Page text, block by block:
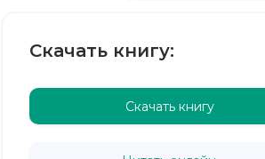
Скачать книгу:
Скачать книгу